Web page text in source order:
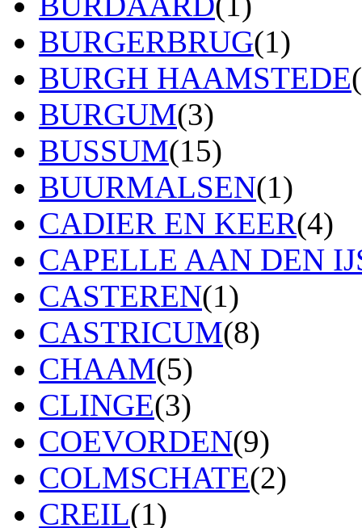
BURGERBRUG(1)
BURGH HAAMSTEDE
BURGUM(3)
BUSSUM(15)
BUURMALSEN(1)
CADIER EN KEER(4)
CAPELLE AAN DEN
CASTEREN(1)
CASTRICUM(8)
CHAAM(5)
CLINGE(3)
COEVORDEN(9)
COLMSCHATE(2)
CREIL(1)